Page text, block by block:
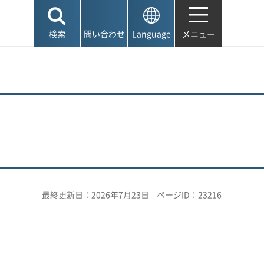
検索 問い合わせ Language メニュー
最終更新日：2026年7月23日 ページID：23216